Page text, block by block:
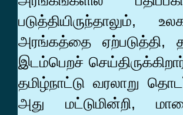
படுத்தியிருந்தாலும்,
அரங்கத்தை ஏற்படுத்தி,
இடம்பெறச்
தமிழ்நாட்டு வரலாறு
அது மட்டுமின்றி,